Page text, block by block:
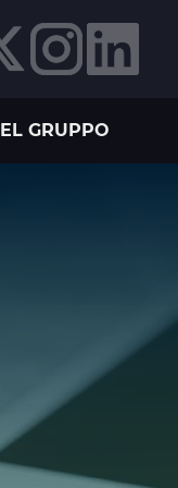
GRUPPO